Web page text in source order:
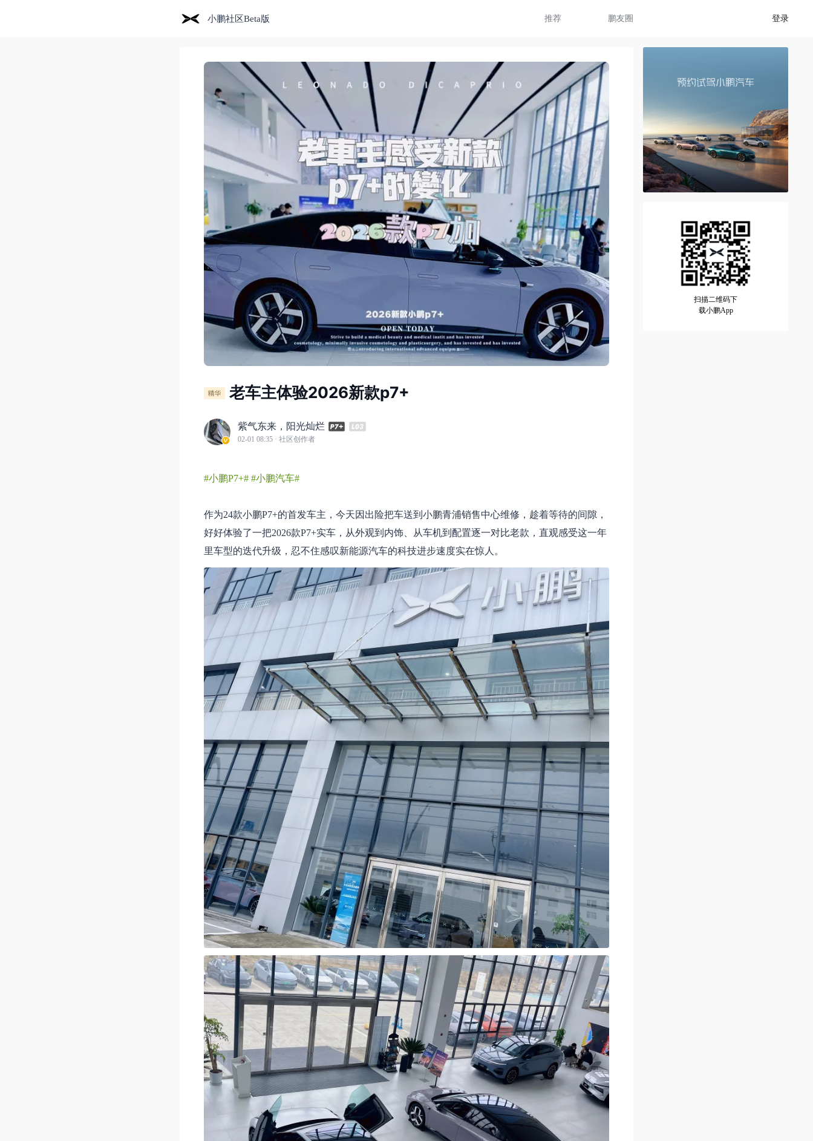
小鹏社区Beta版 推荐 鹏友圈 登录
老车主体验2026新款p7+
紫气东来，阳光灿烂
02-01 08:35 · 社区创作者
#小鹏P7+# #小鹏汽车#
作为24款小鹏P7+的首发车主，今天因出险把车送到小鹏青浦销售中心维修，趁着等待的间隙，
好好体验了一把2026款P7+实车，从外观到内饰、从车机到配置逐一对比老款，直观感受这一年
里车型的迭代升级，忍不住感叹新能源汽车的科技进步速度实在惊人。
扫描二维码下
载小鹏App